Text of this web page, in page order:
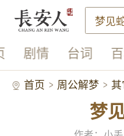
剧情 台词
首页 周公解梦 其
梦